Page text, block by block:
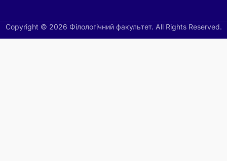
Copyright © 2026 Філологічний факультет. All Rights Reserved.